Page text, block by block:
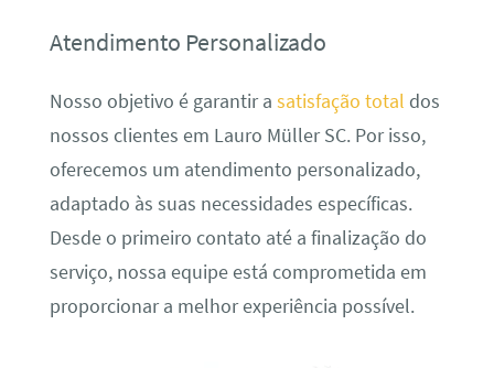
Atendimento Personalizado
Nosso objetivo é garantir a satisfação total dos
nossos clientes em Lauro Müller SC. Por isso,
oferecemos um atendimento personalizado,
adaptado às suas necessidades específicas.
Desde o primeiro contato até a finalização do
serviço, nossa equipe está comprometida em
proporcionar a melhor experiência possível.